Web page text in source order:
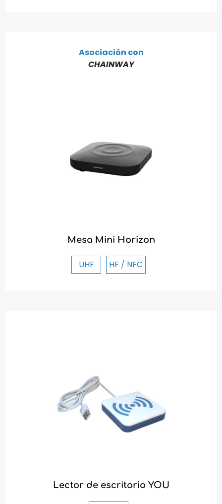
Asociación con
CHAINWAY
Mesa Mini Horizon
UHF HF / NFC
Lector de escritorio YOU